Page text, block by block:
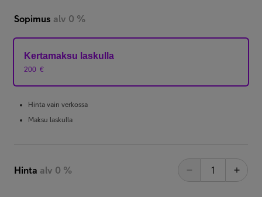
Sopimus alv 0 %
Kertamaksu laskulla
200 €
Hinta vain verkossa
Maksu laskulla
Hinta alv 0 %